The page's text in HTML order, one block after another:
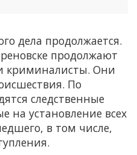
дела продолжается.
продолжают
криминалисты. Они
По
следственные
на установление всех
в том числе,